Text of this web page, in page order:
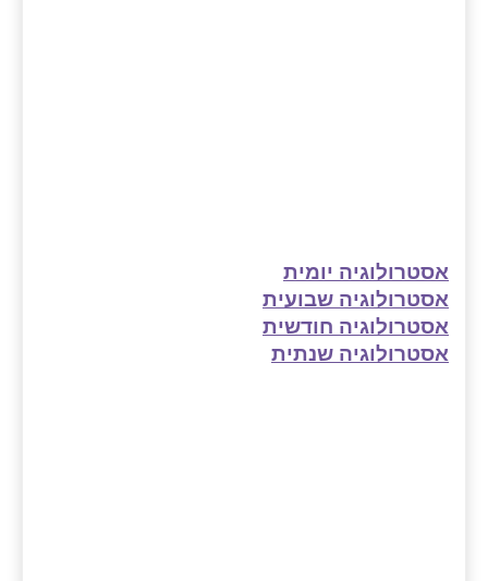
אסטרולוגיה יומית
אסטרולוגיה שבועית
אסטרולוגיה חודשית
אסטרולוגיה שנתית